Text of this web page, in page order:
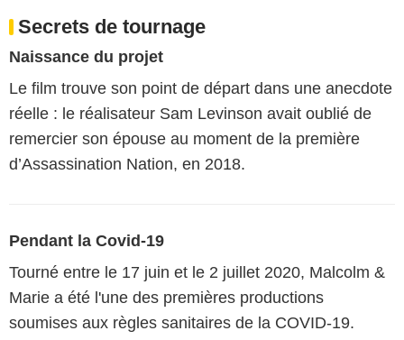
Secrets de tournage
Naissance du projet
Le film trouve son point de départ dans une anecdote
réelle : le réalisateur Sam Levinson avait oublié de
remercier son épouse au moment de la première
d’Assassination Nation, en 2018.
Pendant la Covid-19
Tourné entre le 17 juin et le 2 juillet 2020, Malcolm &
Marie a été l'une des premières productions
soumises aux règles sanitaires de la COVID-19.